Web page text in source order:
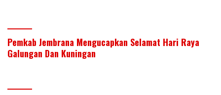
Pemkab Jembrana Mengucapkan Selamat Hari Raya
Galungan Dan Kuningan